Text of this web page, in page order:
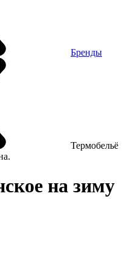
Бренды
Термобельё
на зиму